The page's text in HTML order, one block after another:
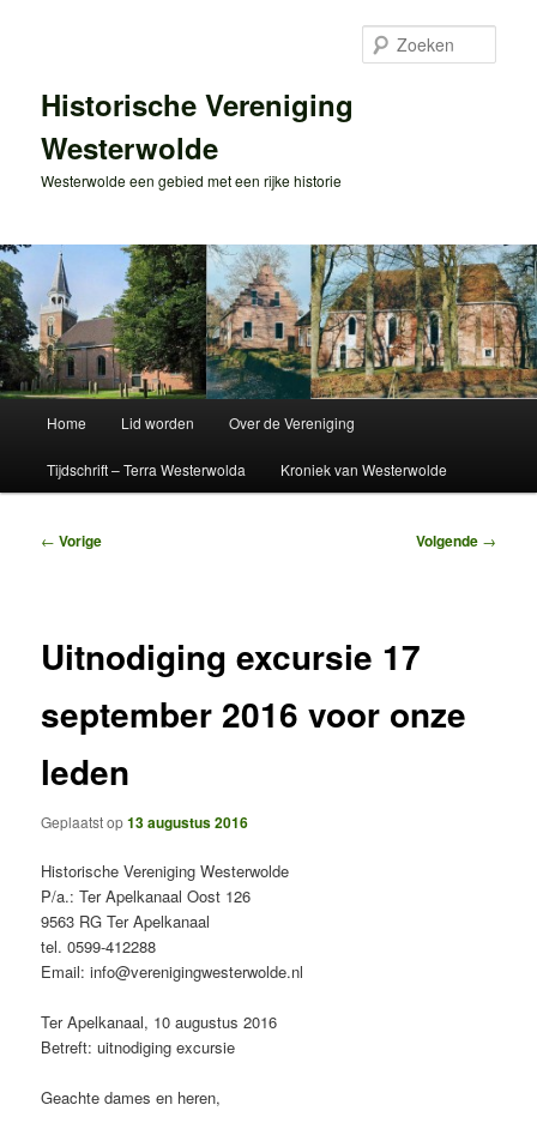
inhoudHistorische Vereniging
Westerwolde
Westerwolde een gebied met een rijke historie
Home Lid worden Over de Vereniging
Tijdschrift – Terra Westerwolda Kroniek van Westerwolde
Bericht
← Vorige Volgende →
Uitnodiging excursie 17
september 2016 voor onze
leden
Geplaatst op13 augustus 2016
Historische Vereniging Westerwolde
P/a.: Ter Apelkanaal Oost 126
9563 RG Ter Apelkanaal
tel. 0599-412288
Email: info@verenigingwesterwolde.nl
Ter Apelkanaal, 10 augustus 2016
Betreft: uitnodiging excursie
Geachte dames en heren,